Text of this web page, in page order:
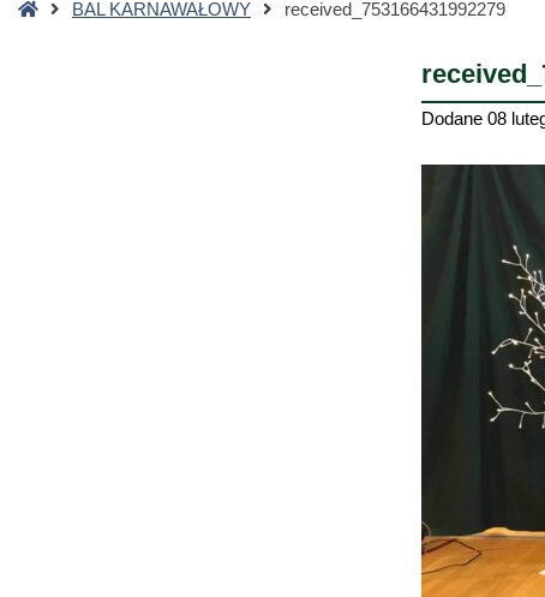
StronaBAL KARNAWAŁOWY received_753166431992279
Dodane 08